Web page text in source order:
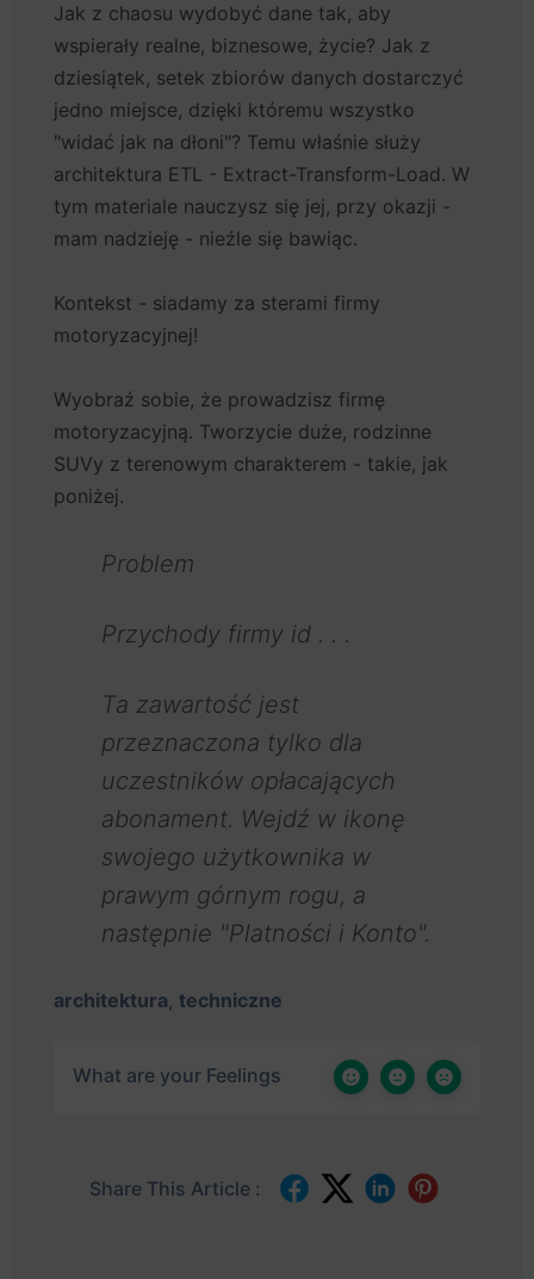
Jak z chaosu wydobyć dane tak, aby
wspierały realne, biznesowe, życie? Jak z
dziesiątek, setek zbiorów danych dostarczyć
jedno miejsce, dzięki któremu wszystko
"widać jak na dłoni"? Temu właśnie służy
architektura ETL - Extract-Transform-Load. W
tym materiale nauczysz się jej, przy okazji -
mam nadzieję - nieźle się bawiąc.
Kontekst - siadamy za sterami firmy
motoryzacyjnej!
Wyobraź sobie, że prowadzisz firmę
motoryzacyjną. Tworzycie duże, rodzinne
SUVy z terenowym charakterem - takie, jak
poniżej.
Problem
Przychody firmy id . . .
Ta zawartość jest
przeznaczona tylko dla
uczestników opłacających
abonament. Wejdź w ikonę
swojego użytkownika w
prawym górnym rogu, a
następnie "Platności i Konto".
architektura, techniczne
What are your Feelings
Share This Article :